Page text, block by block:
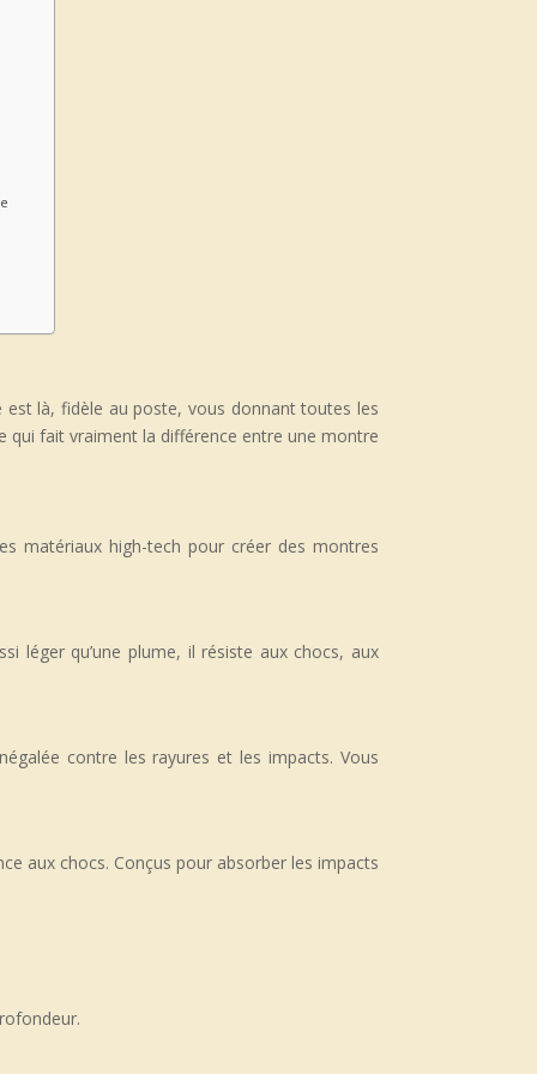
là, fidèle au poste, vous donnant toutes les
qui fait vraiment la différence entre une montre
matériaux high-tech pour créer des montres
léger qu’une plume, il résiste aux chocs, aux
contre les rayures et les impacts. Vous
aux chocs. Conçus pour absorber les impacts